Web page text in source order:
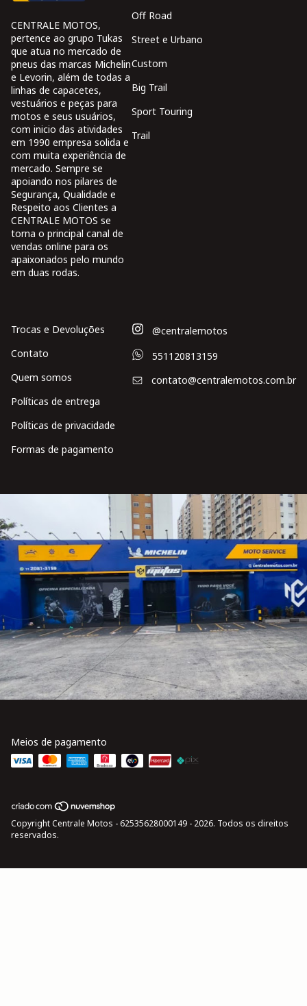
CENTRALE MOTOS,
pertence ao grupo Tukas
que atua no mercado de
pneus das marcas Michelin
e Levorin, além de todas a
linhas de capacetes,
vestuários e peças para
motos e seus usuários,
com inicio das atividades
em 1990 empresa solida e
com muita experiência de
mercado. Sempre se
apoiando nos pilares de
Segurança, Qualidade e
Respeito aos Clientes a
CENTRALE MOTOS se
torna o principal canal de
vendas online para os
apaixonados pelo mundo
em duas rodas.
Off Road
Street e Urbano
Custom
Big Trail
Sport Touring
Trail
Trocas e Devoluções
Contato
Quem somos
Políticas de entrega
Políticas de privacidade
Formas de pagamento
@centralemotos
551120813159
contato@centralemotos.com.br
Meios de pagamento
Copyright Centrale Motos - 62535628000149 - 2026. Todos os direitos
reservados.